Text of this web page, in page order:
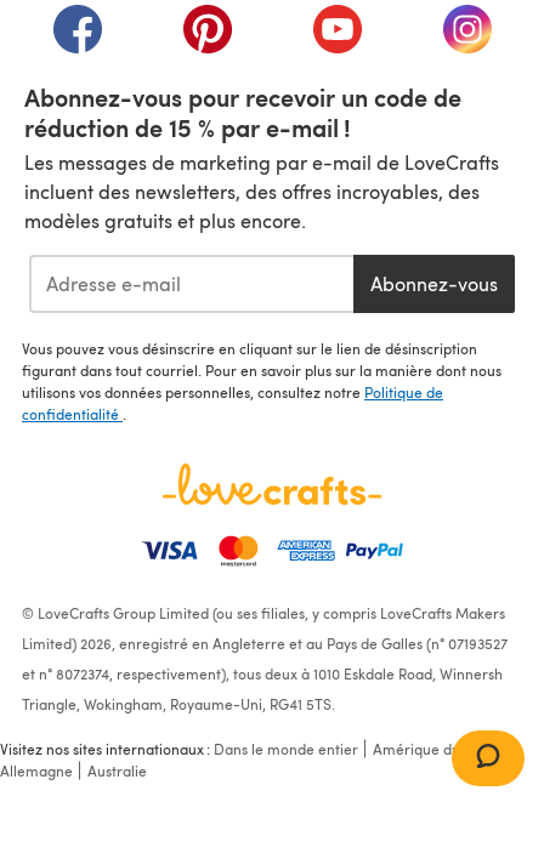
(s'ouvre dans un nouvel onglet)
(s'ouvre dans un nouvel onglet)
(s'ouvre dans un(s'ouvre
Abonnez-vous pour recevoir un code de
réduction de 15 % par e-mail !
Les messages de marketing par e-mail de LoveCrafts
incluent des newsletters, des offres incroyables, des
modèles gratuits et plus encore.
Abonnez-vous
Vous pouvez vous désinscrire en cliquant sur le lien de désinscription
figurant dans tout courriel. Pour en savoir plus sur la manière dont nous
utilisons vos données personnelles, consultez notre Politique de
confidentialité
© LoveCrafts Group Limited (ou ses filiales, y compris LoveCrafts Makers
Limited) 2026, enregistré en Angleterre et au Pays de Galles (n° 07193527
et n° 8072374, respectivement), tous deux à 1010 Eskdale Road, Winnersh
Triangle, Wokingham, Royaume-Uni, RG41 5TS.
Visitez nos sites internationaux : Dans le monde entier
Amérique du Nord
Allemagne
Australie